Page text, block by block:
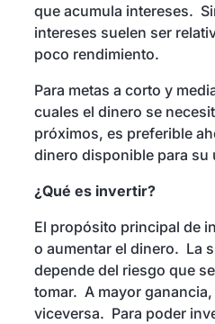
que acumula intereses.
intereses suelen ser
poco rendimiento.
Para metas a corto y
cuales el dinero se
próximos, es preferible
dinero disponible para su
¿Qué es invertir?
El propósito principal de
o aumentar el dinero. La
depende del riesgo que
tomar. A mayor
viceversa. Para poder